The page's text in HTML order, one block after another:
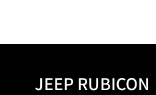
JEEP RUBICON